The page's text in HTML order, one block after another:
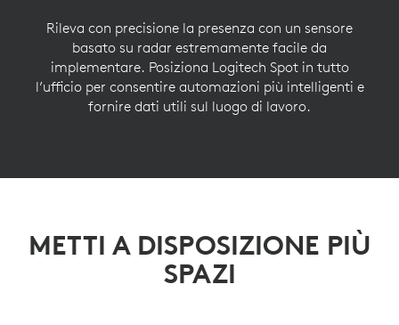
Rileva con precisione la presenza con un sensore
basato su radar estremamente facile da
implementare. Posiziona Logitech Spot in tutto
l’ufficio per consentire automazioni più intelligenti e
fornire dati utili sul luogo di lavoro.
METTI A DISPOSIZIONE PIÙ
SPAZI